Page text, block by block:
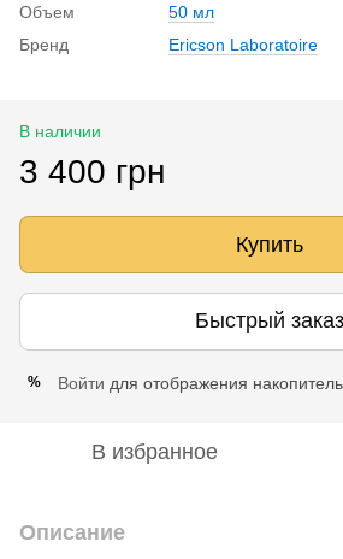
Объем
50 мл
Бренд
Ericson Laboratoire
В наличии
3 400 грн
Купить
Быстрый заказ
% Войти для отображения
В избранное
Описание